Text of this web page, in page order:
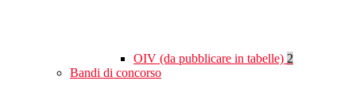
OIV (da pubblicare in tabelle) 2
Bandi di concorso